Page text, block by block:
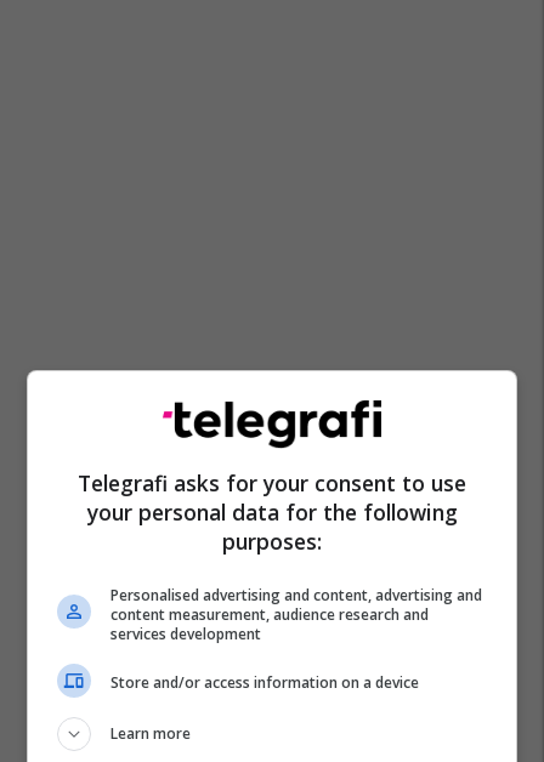
Telegrafi asks for your consent to use
your personal data for the following
purposes:
Personalised advertising and content, advertising and
content measurement, audience research and
services development
Store and/or access information on a device
Learn more